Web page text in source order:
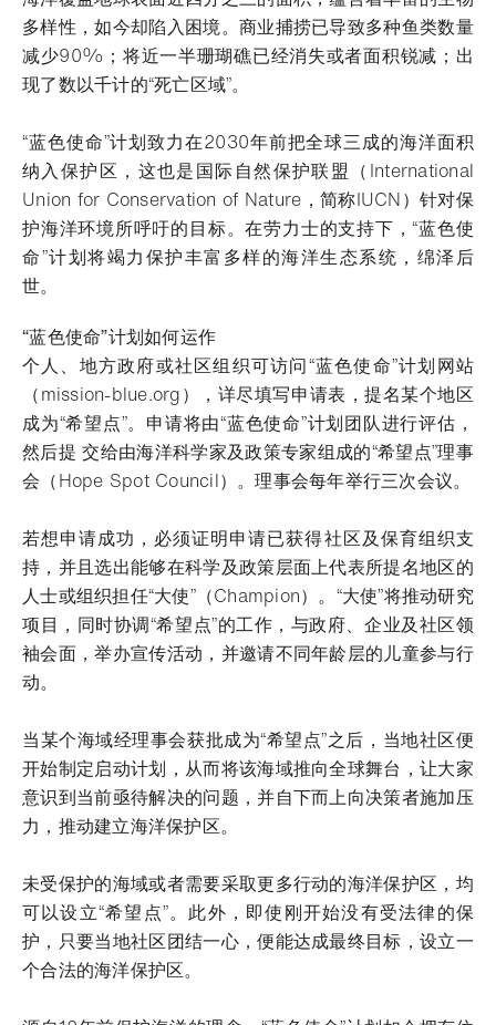
多样性，如今却陷入困境。商业捕捞已导致多种鱼类数量
减少90%；将近一半珊瑚礁已经消失或者面积锐减；出
现了数以千计的“死亡区域”。
“蓝色使命”计划致力在2030年前把全球三成的海洋面积
纳入保护区，这也是国际自然保护联盟（International
Union for Conservation of Nature，简称IUCN）针对保
护海洋环境所呼吁的目标。在劳力士的支持下，“蓝色使
命”计划将竭力保护丰富多样的海洋生态系统，绵泽后
世。
“蓝色使命”计划如何运作
个人、地方政府或社区组织可访问“蓝色使命”计划网站
（mission-blue.org），详尽填写申请表，提名某个地区
成为“希望点”。申请将由“蓝色使命”计划团队进行评估，
然后提 交给由海洋科学家及政策专家组成的“希望点”理事
会（Hope Spot Council）。理事会每年举行三次会议。
若想申请成功，必须证明申请已获得社区及保育组织支
持，并且选出能够在科学及政策层面上代表所提名地区的
人士或组织担任“大使”（Champion）。“大使”将推动研究
项目，同时协调“希望点”的工作，与政府、企业及社区领
袖会面，举办宣传活动，并邀请不同年龄层的儿童参与行
动。
当某个海域经理事会获批成为“希望点”之后，当地社区便
开始制定启动计划，从而将该海域推向全球舞台，让大家
意识到当前亟待解决的问题，并自下而上向决策者施加压
力，推动建立海洋保护区。
未受保护的海域或者需要采取更多行动的海洋保护区，均
可以设立“希望点”。此外，即使刚开始没有受法律的保
护，只要当地社区团结一心，便能达成最终目标，设立一
个合法的海洋保护区。